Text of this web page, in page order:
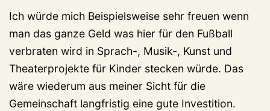
Ich würde mich Beispielsweise sehr freuen wenn
man das ganze Geld was hier für den Fußball
verbraten wird in Sprach-, Musik-, Kunst und
Theaterprojekte für Kinder stecken würde. Das
wäre wiederum aus meiner Sicht für die
Gemeinschaft langfristig eine gute Investition.